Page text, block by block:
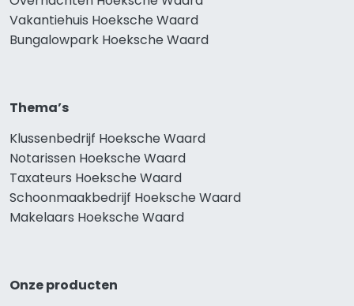
Vakantiehuis Hoeksche Waard
Bungalowpark Hoeksche Waard
Thema’s
Klussenbedrijf Hoeksche Waard
Notarissen Hoeksche Waard
Taxateurs Hoeksche Waard
Schoonmaakbedrijf Hoeksche Waard
Makelaars Hoeksche Waard
Onze producten